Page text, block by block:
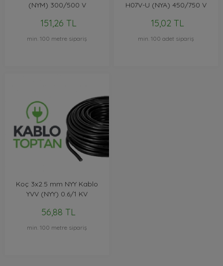
(NYM) 300/500 V
151,26 TL
min. 100 metre sipariş
H07V-U (NYA) 450/750 V
15,02 TL
min. 100 adet sipariş
Koç 3x2.5 mm NYY Kablo
YVV (NYY) 0.6/1 KV
56,88 TL
min. 100 metre sipariş